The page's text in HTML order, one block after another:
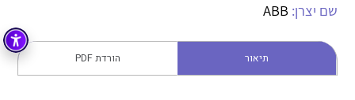
חשמל מיתוג ואינסטלציה חשמלית
בקרה
זיוודלכל מוצרי היצרן לכל מוצרי היצרן
שם יצרן: ABB
תיאור הורדת PDF